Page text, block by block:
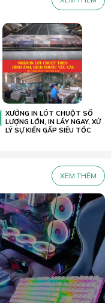
XƯỞNG IN LÓT CHUỘT SỐ
LƯỢNG LỚN, IN LẤY NGAY, XỬ
LÝ SỰ KIẾN GẤP SIÊU TỐC
XEM THÊM